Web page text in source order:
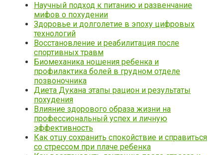
Научный подход к питанию и развенчание
мифов о похудении
Здоровье и долголетие в эпоху цифровых
технологий
Восстановление и реабилитация после
спортивных травм
Биомеханика ношения ребенка и
профилактика болей в грудном отделе
позвоночника
Диета Дукана этапы рацион и результаты
похудения
Влияние здорового образа жизни на
профессиональный успех и личную
эффективность
Как отцу сохранить спокойствие и справиться
со стрессом при плаче ребенка